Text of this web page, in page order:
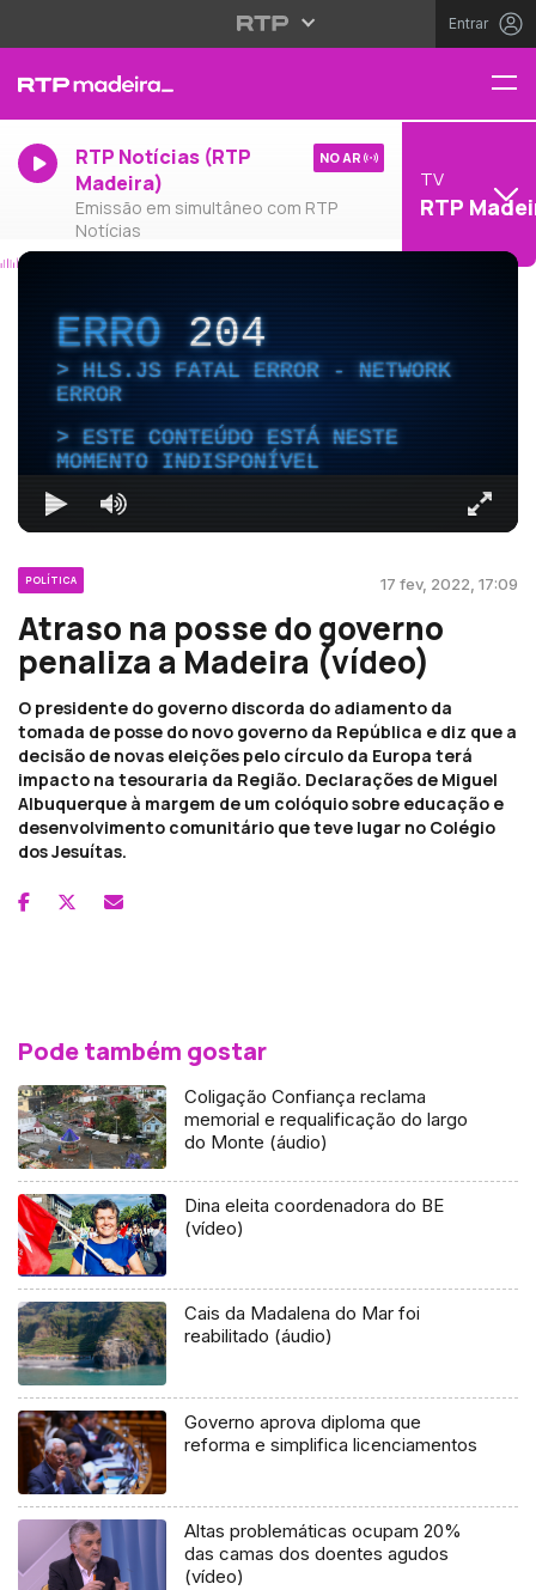
Entrar
RTP Notícias (RTP
Madeira)
Emissão em simultâneo com RTP
Notícias
NO AR
TV
RTP
ERRO204
HLS.JS FATAL ERROR - NETWORK
ERROR
ESTE CONTEÚDO ESTÁ NESTE
MOMENTO INDISPONÍVEL
POLÍTICA 17 fev, 2022, 17:09
Atraso na posse do governo
penaliza a Madeira (vídeo)
O presidente do governo discorda do adiamento da
tomada de posse do novo governo da República e diz que a
decisão de novas eleições pelo círculo da Europa terá
impacto na tesouraria da Região. Declarações de Miguel
Albuquerque à margem de um colóquio sobre educação e
desenvolvimento comunitário que teve lugar no Colégio
dos Jesuítas.
Pode também gostar
Coligação Confiança reclama
memorial e requalificação do largo
do Monte (áudio)
Dina eleita coordenadora do BE
(vídeo)
Cais da Madalena do Mar foi
reabilitado (áudio)
Governo aprova diploma que
reforma e simplifica licenciamentos
Altas problemáticas ocupam 20%
das camas dos doentes agudos
(vídeo)